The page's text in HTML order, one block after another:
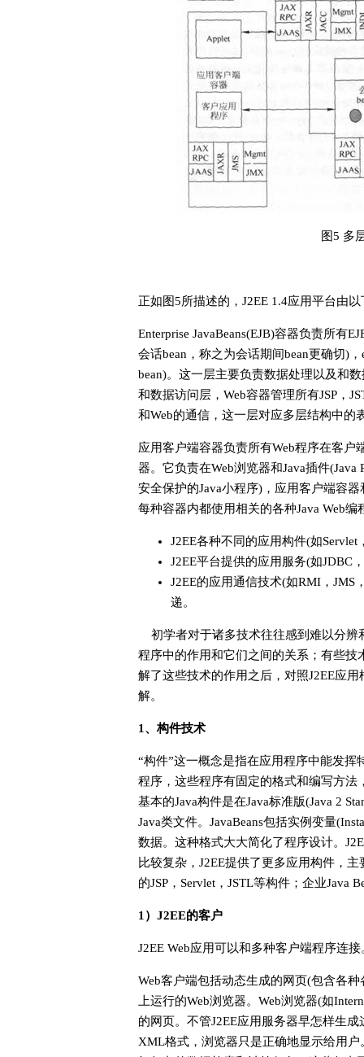
图5 多
正如图5所描述的，J2EE 1.4应用平台由
Enterprise JavaBeans(EJB)容器负责所有
会话bean，称之为会话期间bean更确切)
bean)。这一层主要负责数据处理以及和
和数据访问层，Web容器管理所有JSP，
和Web的通信，这一层对应多层结构中的
应用客户端容器负责所有Web程序在客
器。它负责在Web浏览器和Java插件
安全保护的Java小程序)，应用客户端容
每种容器内都使用相关的各种Java Web
J2EE各种不同的应用构件(如
J2EE平台提供的应用服务(如JDBC
J2EE的应用通信技术(如RMI，JMS
递。
初学者对于诸多技术往往感到难以分辨
程序中的作用和它们之间的关系；有些
解了这些技术的作用之后，对照J2EE应
解。
1、构件技术
“构件”这一概念是指在应用程序中能发挥
程序，这些程序有固定的格式和编写方
基本的Java构件是在Java标准版(Java 2
Java类文件。JavaBeans包括实例变量
数据。这种格式大大简化了程序设计。
比较复杂，J2EE提供了更多应用构件，
的JSP，Servlet，JSTL等构件；企业Java
1）J2EE的客户
J2EE Web应用可以和多种客户端程序连
Web客户端包括动态生成的网页(包含各
上运行的Web浏览器。Web浏览器(如
的网页。不管J2EE应用服务器早怎样生
XML格式，浏览器只是正确地显示给用